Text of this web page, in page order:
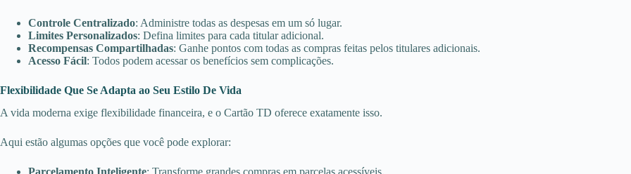
Controle Centralizado: Administre todas as despesas em um só lugar.
Limites Personalizados: Defina limites para cada titular adicional.
Recompensas Compartilhadas: Ganhe pontos com todas as compras feitas pelos titulares adicionais.
Acesso Fácil: Todos podem acessar os benefícios sem complicações.
Flexibilidade Que Se Adapta ao Seu Estilo De Vida
A vida moderna exige flexibilidade financeira, e o Cartão TD oferece exatamente isso.
Aqui estão algumas opções que você pode explorar: